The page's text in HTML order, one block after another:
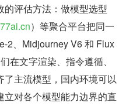
评估方法：做模型选型
）等聚合平台把同一
2、Midjourney V6 和 Flux
在文字渲染、指令遵循、
了主流模型，国内环境可以
对各个模型能力边界的直